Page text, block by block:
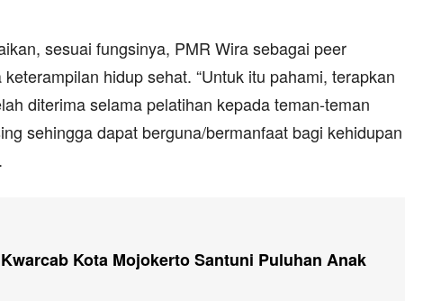
sesuai fungsinya, PMR Wira sebagai peer
hidup sehat. “Untuk itu pahami, terapkan
diterima selama pelatihan kepada teman-teman
sehingga dapat berguna/bermanfaat bagi kehidupan
Kota Mojokerto Santuni Puluhan Anak